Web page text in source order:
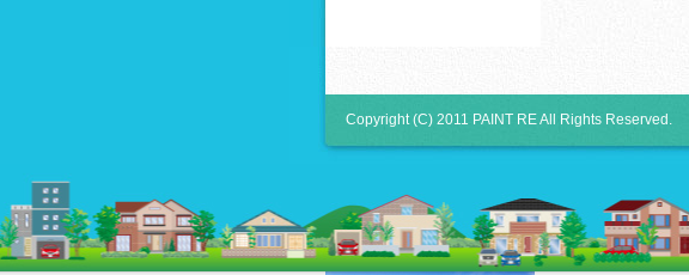
Copyright (C) 2011 PAINT RE All Rights Reserved.